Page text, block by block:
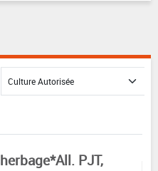
PJT,